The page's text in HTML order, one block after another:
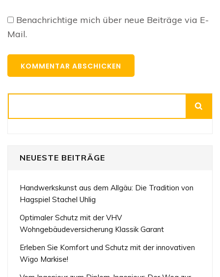
Benachrichtige mich über neue Beiträge via E-
Mail.
NEUESTE BEITRÄGE
Handwerkskunst aus dem Allgäu: Die Tradition von
Hagspiel Stachel Uhlig
Optimaler Schutz mit der VHV
Wohngebäudeversicherung Klassik Garant
Erleben Sie Komfort und Schutz mit der innovativen
Wigo Markise!